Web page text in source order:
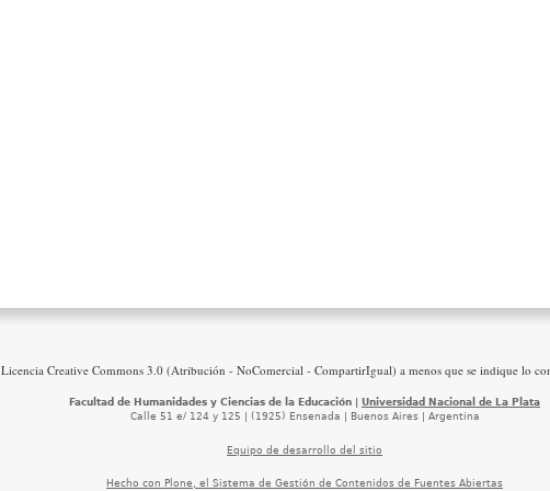
Licencia Creative Commons 3.0 (Atribución - NoComercial - CompartirIgual) a menos que se indique lo
Facultad de Humanidades y Ciencias de la Educación | Universidad Nacional de La Plata
Calle 51 e/ 124 y 125 | (1925) Ensenada | Buenos Aires | Argentina
Equipo de desarrollo del sitio
Hecho con Plone, el Sistema de Gestión de Contenidos de Fuentes Abiertas